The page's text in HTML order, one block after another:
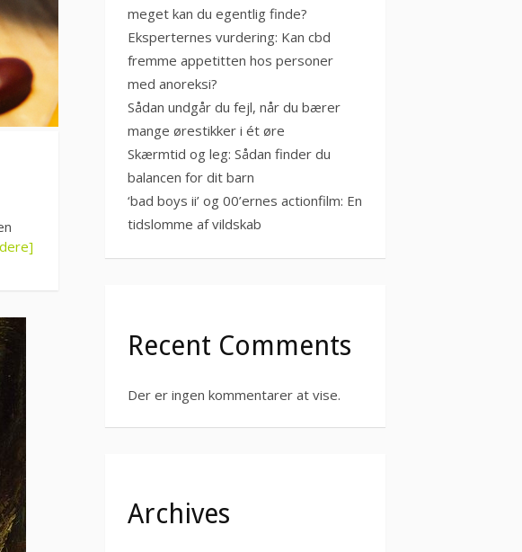
meget kan du egentlig finde?
Eksperternes vurdering: Kan cbd
fremme appetitten hos personer
med anoreksi?
Sådan undgår du fejl, når du bærer
mange ørestikker i ét øre
Skærmtid og leg: Sådan finder du
balancen for dit barn
‘bad boys ii’ og 00’ernes actionfilm: En
tidslomme af vildskab
Recent Comments
Der er ingen kommentarer at vise.
Archives